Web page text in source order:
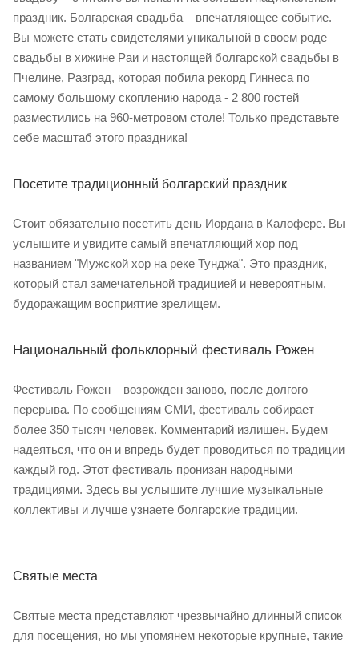
праздник. Болгарская свадьба – впечатляющее событие.
Вы можете стать свидетелями уникальной в своем роде
свадьбы в хижине Раи и настоящей болгарской свадьбы в
Пчелине, Разград, которая побила рекорд Гиннеса по
самому большому скоплению народа - 2 800 гостей
разместились на 960-метровом столе! Только представьте
себе масштаб этого праздника!
Посетите традиционный болгарский праздник
Стоит обязательно посетить день Иордана в Калофере. Вы
услышите и увидите самый впечатляющий хор под
названием "Мужской хор на реке Тунджа". Это праздник,
который стал замечательной традицией и невероятным,
будоражащим восприятие зрелищем.
Национальный фольклорный фестиваль Рожен
Фестиваль Рожен – возрожден заново, после долгого
перерыва. По сообщениям СМИ, фестиваль собирает
более 350 тысяч человек. Комментарий излишен. Будем
надеяться, что он и впредь будет проводиться по традиции
каждый год. Этот фестиваль пронизан народными
традициями. Здесь вы услышите лучшие музыкальные
коллективы и лучше узнаете болгарские традиции.
Святые места
Святые места представляют чрезвычайно длинный список
для посещения, но мы упомянем некоторые крупные, такие